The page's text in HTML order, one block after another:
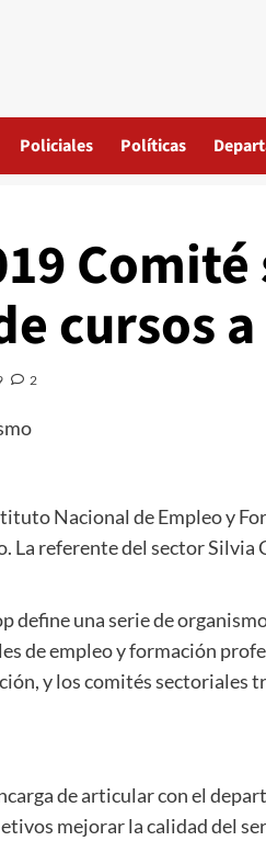
Policiales Políticas
cursos
2
Nacional de Empleo y
La referente del sector Silvia
define una serie de
de empleo y formación
y los comités sectoriales
de articular con el
mejorar la calidad del